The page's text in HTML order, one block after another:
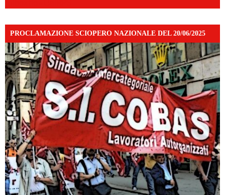
PROCLAMAZIONE SCIOPERO NAZIONALE DEL 20/06/2025